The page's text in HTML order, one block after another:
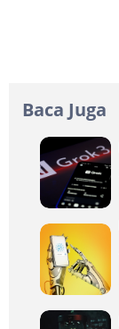
Baca Juga